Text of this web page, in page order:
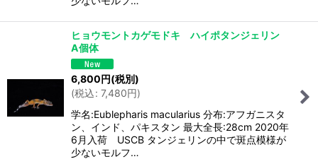
ヒョウモントカゲモドキ ハイポタンジェリン
A個体
6,800円(税別)
(税込: 7,480円)
学名:Eublepharis macularius 分布:アフガニスタ
ン、インド、パキスタン 最大全長:28cm 2020年
6月入荷 USCB タンジェリンの中で斑点模様が
少ないモルフ…